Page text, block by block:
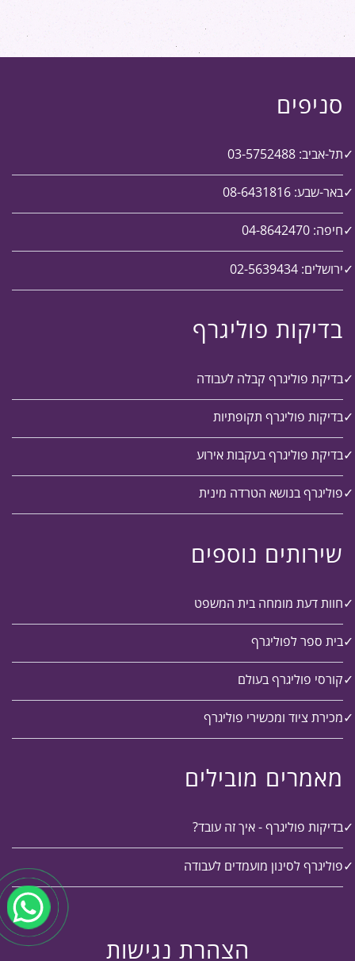
סניפים
תל-אביב: 03-5752488
באר-שבע: 08-6431816
חיפה: 04-8642470
ירושלים: 02-5639434
בדיקות פוליגרף
בדיקת פוליגרף קבלה לעבודה
בדיקות פוליגרף תקופתיות
בדיקת פוליגרף בעקבות אירוע
פוליגרף בנושא הטרדה מינית
שירותים נוספים
חוות דעת מומחה בית המשפט
בית ספר לפוליגרף
קורסי פוליגרף בעולם
מכירת ציוד ומכשירי פוליגרף
מאמרים מובילים
בדיקות פוליגרף - איך זה עובד?
פוליגרף לסינון מועמדים לעבודה
הצהרת נגישות